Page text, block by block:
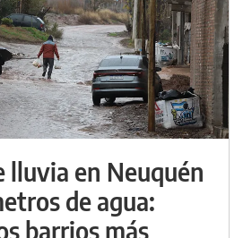
lluvia en Neuquén
de agua:
barrios más